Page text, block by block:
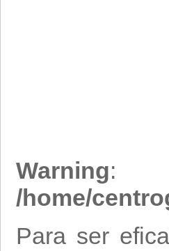
Warning:
/home/
Para ser